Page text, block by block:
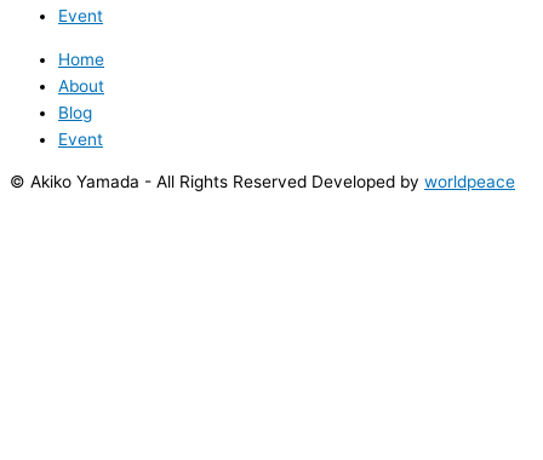
Event
Home
About
Blog
Event
© Akiko Yamada - All Rights Reserved Developed by worldpeace